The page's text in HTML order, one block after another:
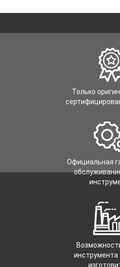
Только
Официальная
инструмента